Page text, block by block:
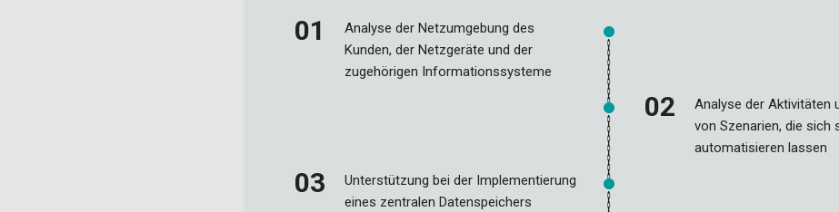
Analyse der Netzumgebung des
Kunden, der Netzgeräte und der
zugehörigen Informationssysteme
Analyse der Aktivitäten
von Szenarien, die sich
automatisieren lassen
Unterstützung bei der Implementierung
eines zentralen Datenspeichers